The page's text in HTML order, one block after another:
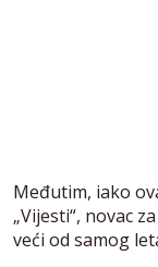
Međutim, iako
„Vijesti“, novac
veći od samog